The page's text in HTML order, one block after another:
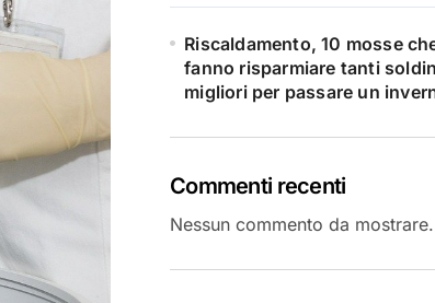
Riscaldamento, 10 mosse
fanno risparmiare tanti
migliori per passare un
Commenti recenti
Nessun commento da mostrare.